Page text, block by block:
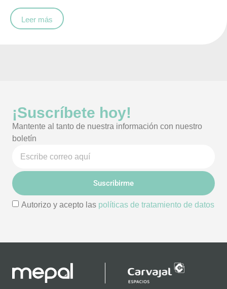
Leer más
¡Suscríbete hoy!
Mantente al tanto de nuestra información con nuestro
boletín
Autorizo y acepto las políticas de tratamiento de datos
Suscribirme